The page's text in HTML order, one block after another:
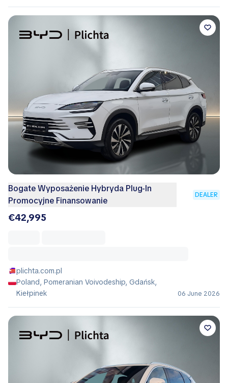
Bogate Wyposażenie Hybryda Plug-In
Promocyjne Finansowanie
DEALER
€42,995
plichta.com.pl
Poland, Pomeranian Voivodeship, Gdańsk,
Kiełpinek
06 June 2026